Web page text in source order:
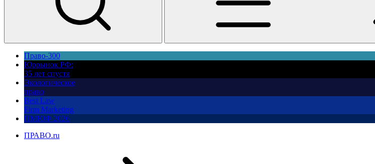
Право-300
Юррынок РФ:
35 лет спустя
Экологическое
право
Best Law
Firm Marketing
ПМЮФ 2026
ПРАВО.ru